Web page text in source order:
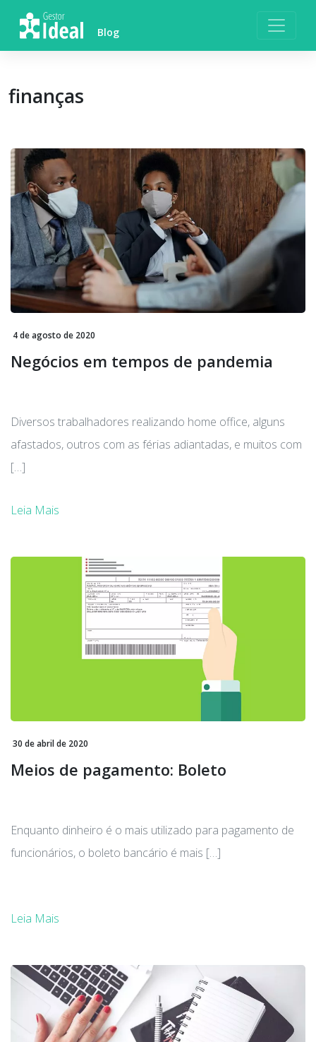
content
Blog
finanças
4 de agosto de 2020
Negócios em tempos de pandemia
Diversos trabalhadores realizando home office, alguns
afastados, outros com as férias adiantadas, e muitos com
[…]
Leia Mais
30 de abril de 2020
Meios de pagamento: Boleto
Enquanto dinheiro é o mais utilizado para pagamento de
funcionários, o boleto bancário é mais […]
Leia Mais